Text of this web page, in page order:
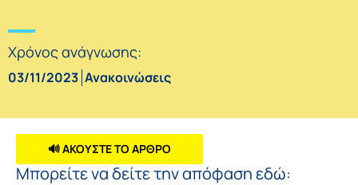
Χρόνος ανάγνωσης:
03/11/2023 Ανακοινώσεις
🔊 ΑΚΟΥΣΤΕ ΤΟ ΑΡΘΡΟ
Μπορείτε να δείτε την απόφαση εδώ: